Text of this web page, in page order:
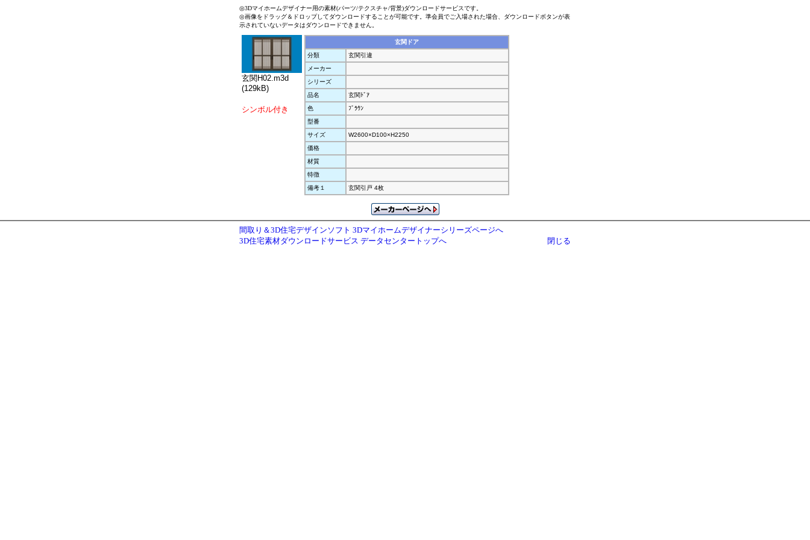
◎3Dマイホームデザイナー用の素材(パーツ/テクスチャ/背景)ダウンロードサービスです。
◎画像をドラッグ＆ドロップしてダウンロードすることが可能です。準会員でご入場された場合、ダウンロードボタンが表
示されていないデータはダウンロードできません。
玄関H02.m3d
(129kB)
シンボル付き
玄関ドア
分類
玄関引違
メーカー
シリーズ
品名
玄関ﾄﾞｱ
色
ﾌﾞﾗｳﾝ
型番
サイズ
W2600×D100×H2250
価格
材質
特徴
備考１
玄関引戸 4枚
間取り＆3D住宅デザインソフト 3Dマイホームデザイナーシリーズページへ
3D住宅素材ダウンロードサービス データセンタートップへ
閉じる